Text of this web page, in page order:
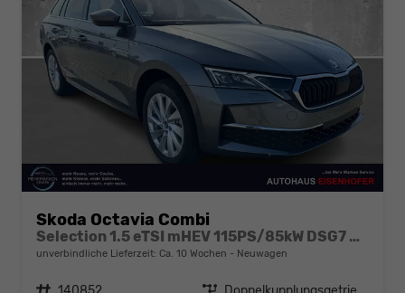
Skoda Octavia Combi
Selection 1.5 eTSI mHEV 115PS/85kW DSG7 2026
unverbindliche Lieferzeit: Ca. 10 Wochen Neuwagen